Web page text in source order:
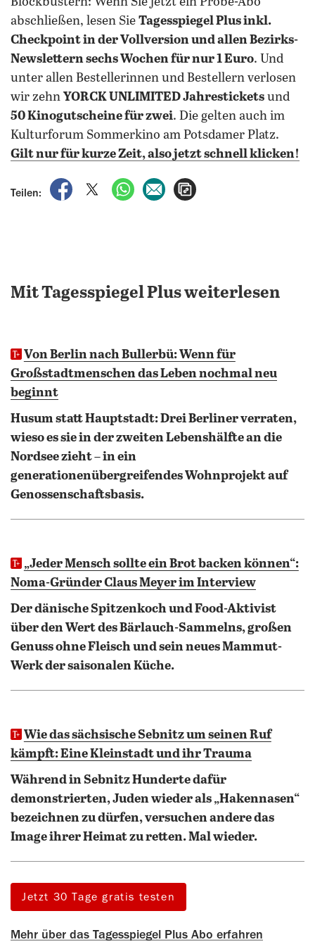
abschließen, lesen Sie Tagesspiegel Plus inkl.
Checkpoint in der Vollversion und allen Bezirks-
Newslettern sechs Wochen für nur 1 Euro. Und
unter allen Bestellerinnen und Bestellern verlosen
wir zehn YORCK UNLIMITED Jahrestickets und
50 Kinogutscheine für zwei. Die gelten auch im
Kulturforum Sommerkino am Potsdamer Platz.
Gilt nur für kurze Zeit, also jetzt schnell klicken!
Teilen:
auf Facebook teilen
auf X teilenper WhatsApp teilen
per E-Mail teilen
Mit Tagesspiegel Plus weiterlesen
Von Berlin nach Bullerbü: Wenn für
Großstadtmenschen das Leben nochmal neu
beginnt
Husum statt Hauptstadt: Drei Berliner verraten,
wieso es sie in der zweiten Lebenshälfte an die
Nordsee zieht – in ein
generationenübergreifendes Wohnprojekt auf
Genossenschaftsbasis.
„Jeder Mensch sollte ein Brot backen können“:
Noma-Gründer Claus Meyer im Interview
Der dänische Spitzenkoch und Food-Aktivist
über den Wert des Bärlauch-Sammelns, großen
Genuss ohne Fleisch und sein neues Mammut-
Werk der saisonalen Küche.
Wie das sächsische Sebnitz um seinen Ruf
kämpft: Eine Kleinstadt und ihr Trauma
Während in Sebnitz Hunderte dafür
demonstrierten, Juden wieder als „Hakennasen“
bezeichnen zu dürfen, versuchen andere das
Image ihrer Heimat zu retten. Mal wieder.
Jetzt 30 Tage gratis testen
Mehr über das Tagesspiegel Plus Abo erfahren